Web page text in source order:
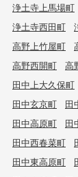
浄土寺上馬場町
浄土寺西田町
高野上竹屋町
高野西開町
高
田中上大久保町
田中玄京町
田
田中高原町
田
田中西春菜町
田中東高原町